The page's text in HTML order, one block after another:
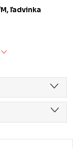
ľadvinka